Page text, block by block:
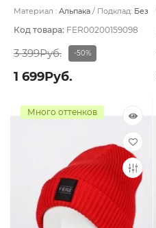
Материал : Альпака Подклад: Без
Код товара: FER00200159098
3 399Руб. -50%
1 699Руб.
Много оттенков